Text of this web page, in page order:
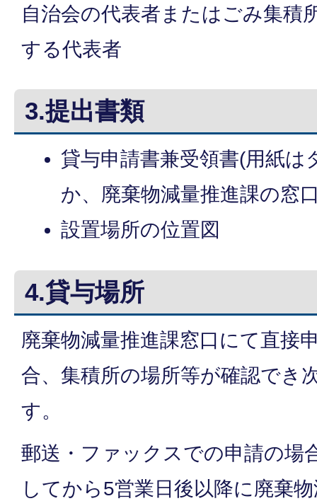
自治会の代表者またはごみ集積
する代表者
3.提出書類
貸与申請書兼受領書(用紙は
か、廃棄物減量推進課の窓
設置場所の位置図
4.貸与場所
廃棄物減量推進課窓口にて直接
合、集積所の場所等が確認でき
す。
郵送・ファックスでの申請の場
してから5営業日後以降に廃棄